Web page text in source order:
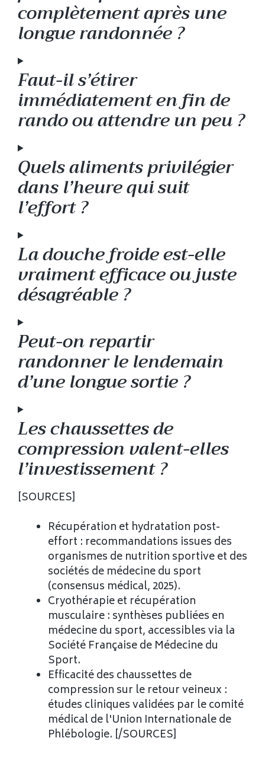
complètement après une
longue randonnée ?
Faut-il s’étirer
immédiatement en fin de
rando ou attendre un peu ?
Quels aliments privilégier
dans l’heure qui suit
l’effort ?
La douche froide est-elle
vraiment efficace ou juste
désagréable ?
Peut-on repartir
randonner le lendemain
d’une longue sortie ?
Les chaussettes de
compression valent-elles
l’investissement ?
[SOURCES]
Récupération et hydratation post-
effort : recommandations issues des
organismes de nutrition sportive et des
sociétés de médecine du sport
(consensus médical, 2025).
Cryothérapie et récupération
musculaire : synthèses publiées en
médecine du sport, accessibles via la
Société Française de Médecine du
Sport.
Efficacité des chaussettes de
compression sur le retour veineux :
études cliniques validées par le comité
médical de l'Union Internationale de
Phlébologie. [/SOURCES]